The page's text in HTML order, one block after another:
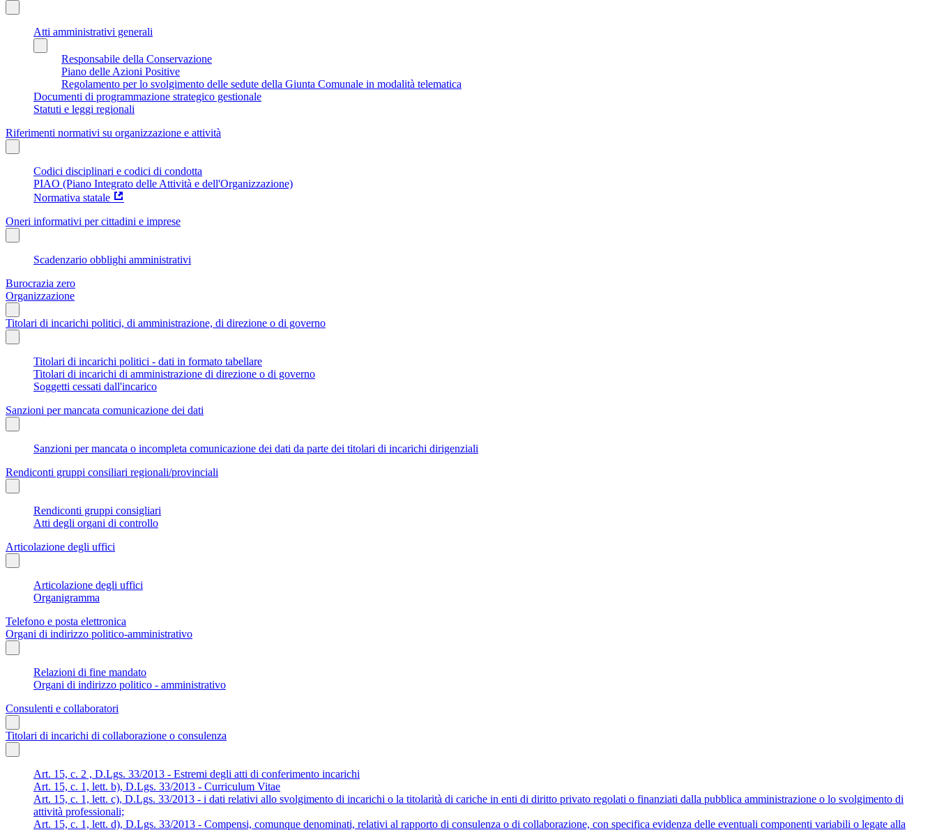
Atti amministrativi generali
Responsabile della Conservazione
Piano delle Azioni Positive
Regolamento per lo svolgimento delle sedute della Giunta Comunale in modalità telematica
Documenti di programmazione strategico gestionale
Statuti e leggi regionali
Riferimenti normativi su organizzazione e attività
Codici disciplinari e codici di condotta
PIAO (Piano Integrato delle Attività e dell'Organizzazione)
Normativa statale
Oneri informativi per cittadini e imprese
Scadenzario obblighi amministrativi
Burocrazia zero
Organizzazione
Titolari di incarichi politici, di amministrazione, di direzione o di governo
Titolari di incarichi politici - dati in formato tabellare
Titolari di incarichi di amministrazione di direzione o di governo
Soggetti cessati dall'incarico
Sanzioni per mancata comunicazione dei dati
Sanzioni per mancata o incompleta comunicazione dei dati da parte dei titolari di incarichi dirigenziali
Rendiconti gruppi consiliari regionali/provinciali
Rendiconti gruppi consigliari
Atti degli organi di controllo
Articolazione degli uffici
Articolazione degli uffici
Organigramma
Telefono e posta elettronica
Organi di indirizzo politico-amministrativo
Relazioni di fine mandato
Organi di indirizzo politico - amministrativo
Consulenti e collaboratori
Titolari di incarichi di collaborazione o consulenza
Art. 15, c. 2 , D.Lgs. 33/2013 - Estremi degli atti di conferimento incarichi
Art. 15, c. 1, lett. b), D.Lgs. 33/2013 - Curriculum Vitae
Art. 15, c. 1, lett. c), D.Lgs. 33/2013 - i dati relativi allo svolgimento di incarichi o la titolarità di cariche in enti di diritto privato regolati o finanziati dalla pubblica amministrazione o lo svolgimento di
attività professionali;
Art. 15, c. 1, lett. d), D.Lgs. 33/2013 - Compensi, comunque denominati, relativi al rapporto di consulenza o di collaborazione, con specifica evidenza delle eventuali componenti variabili o legate alla